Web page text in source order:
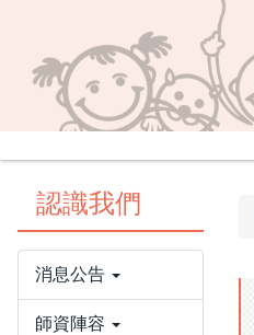
認識我們
消息公告
師資陣容